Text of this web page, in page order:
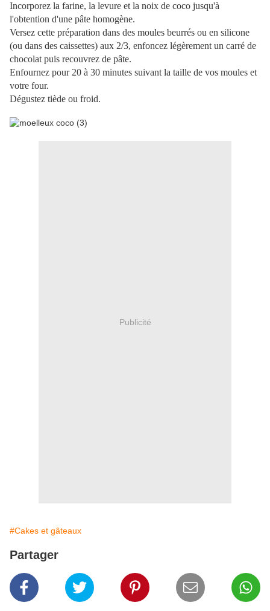
Incorporez la farine, la levure et la noix de coco jusqu'à
l'obtention d'une pâte homogène.
Versez cette préparation dans des moules beurrés ou en silicone
(ou dans des caissettes) aux 2/3, enfoncez légèrement un carré de
chocolat puis recouvrez de pâte.
Enfournez pour 20 à 30 minutes suivant la taille de vos moules et
votre four.
Dégustez tiède ou froid.
Publicité
#Cakes et gâteaux
Partager